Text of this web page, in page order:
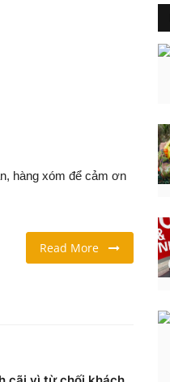
hàng xóm để cảm ơn
Read More